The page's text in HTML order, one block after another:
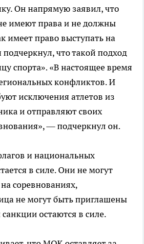
Он напрямую заявил, что
имеют права и не должны
имеет право выступать на
что такой подход
спорта». «В настоящее время
конфликтов. И
исключения атлетов из
и отправляют своих
— подчеркнул он.
и национальных
в силе. Они не могут
соревнованиях,
не могут быть приглашены
остаются в силе.